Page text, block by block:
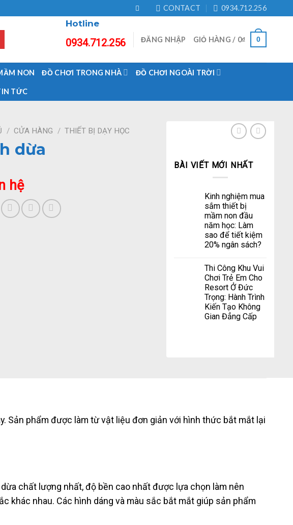
CONTACT 0934.712.256
Hotline
0934.712.256 ĐĂNG NHẬP GIỎ HÀNG / 0₫ 0
NON ĐỒ CHƠI TRONG NHÀ ĐỒ CHƠI NGOÀI TRỜI
TỨC
/ CỬA HÀNG / THIẾT BỊ DẠY HỌC
dừa
hệ
BÀI VIẾT MỚI NHẤT
Kinh nghiệm mua
sắm thiết bị
mầm non đầu
năm học: Làm
sao để tiết kiệm
20% ngân sách?
Thi Công Khu Vui
Chơi Trẻ Em Cho
Resort Ở Đức
Trọng: Hành Trình
Kiến Tạo Không
Gian Đẳng Cấp
Sản phẩm được làm từ vật liệu đơn giản với hình thức bắt mắt lại
chất lượng nhất, độ bền cao nhất được lựa chọn làm nên
khác nhau. Các hình dáng và màu sắc bắt mắt giúp sản phẩm